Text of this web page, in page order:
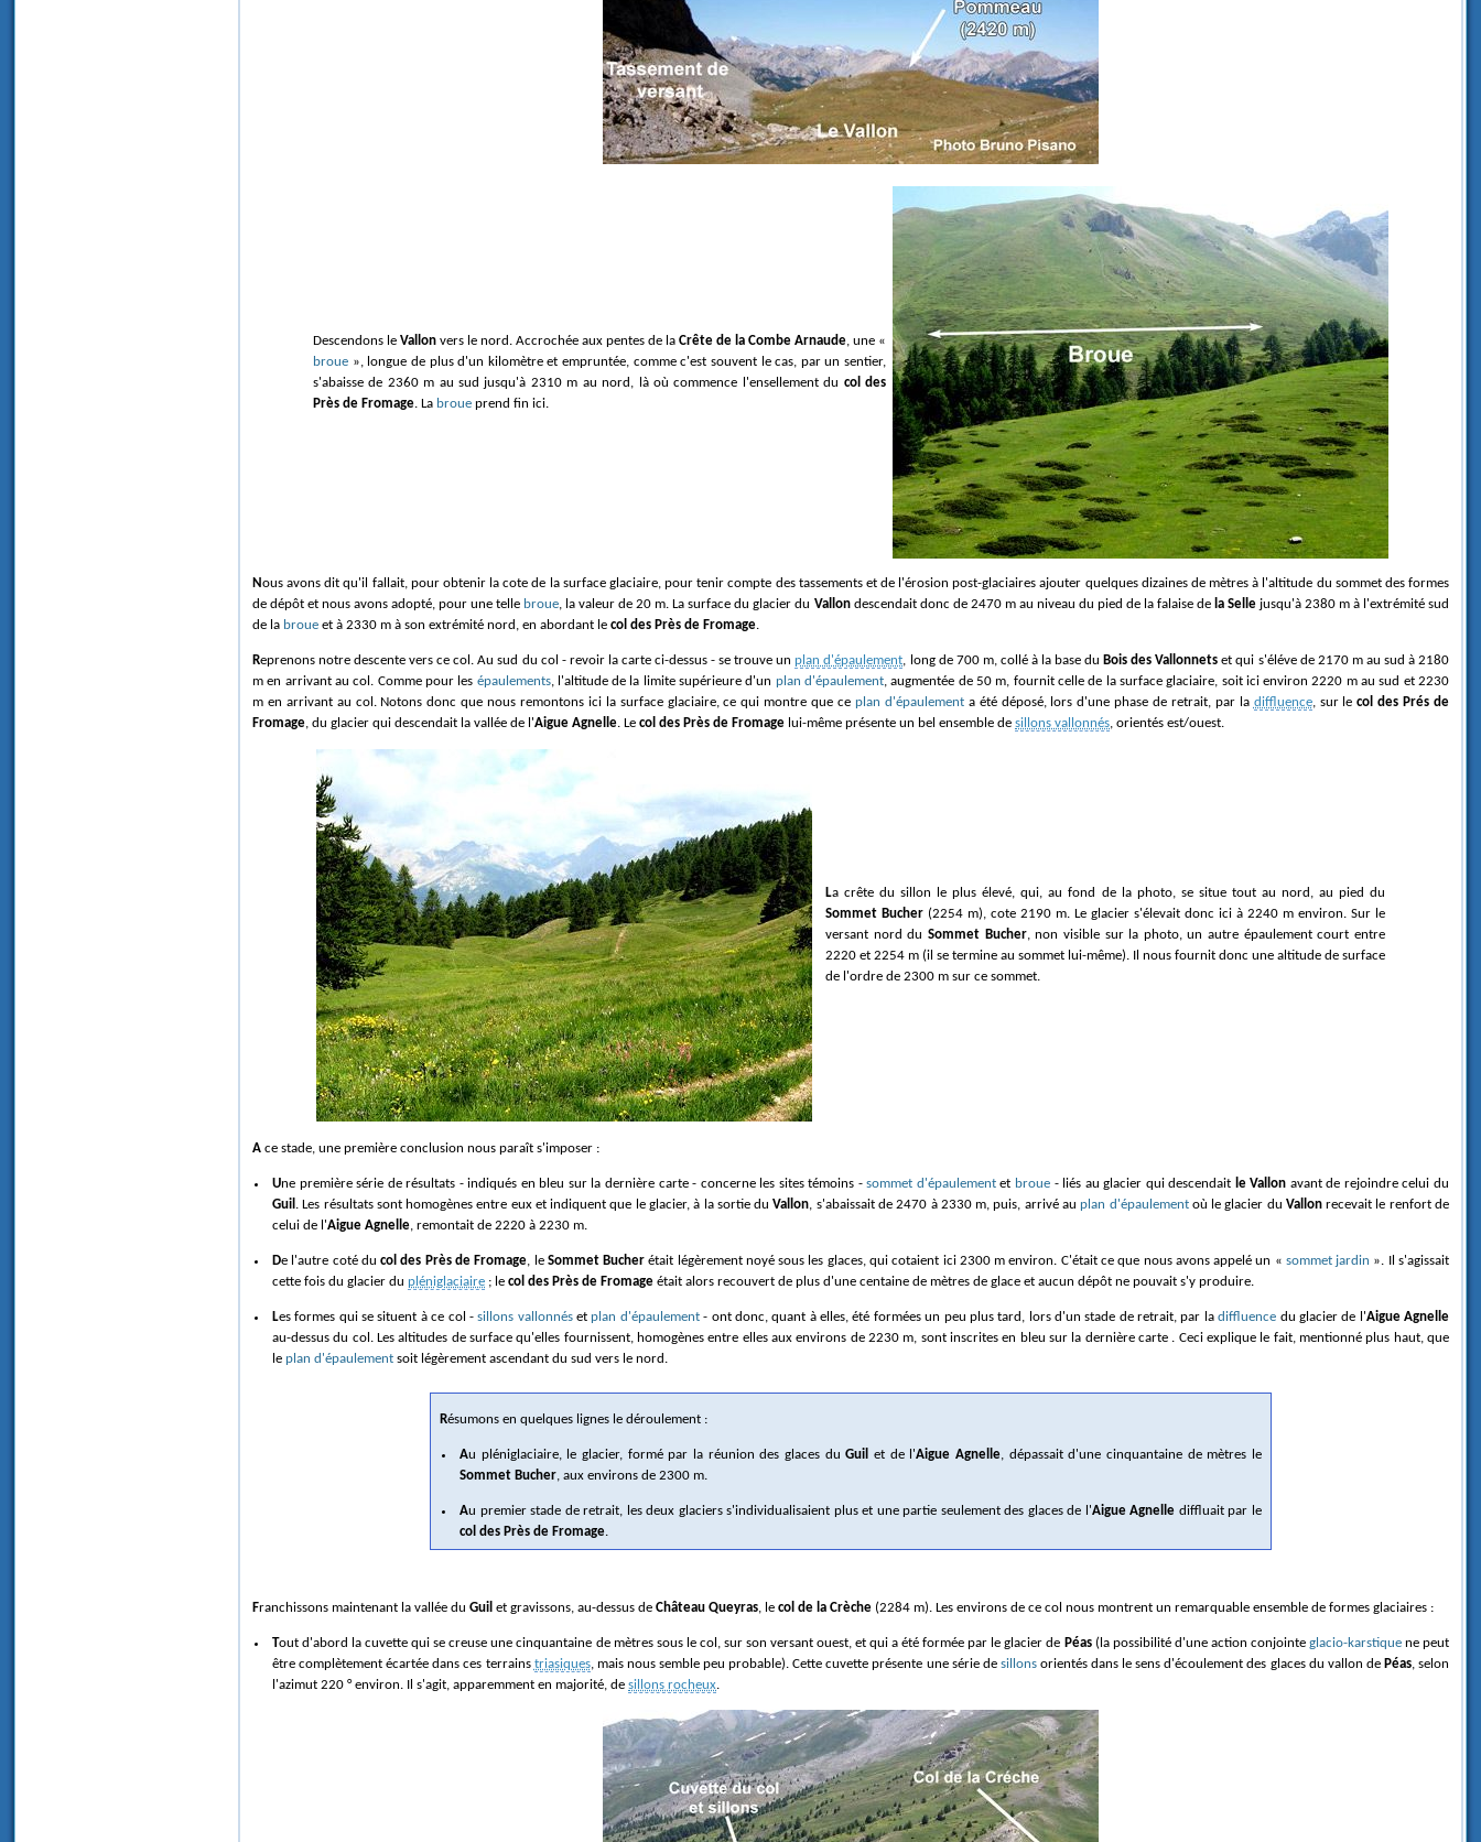
Descendons le Vallon vers le nord. Accrochée aux pentes de la Crête de la Combe Arnaude, une «
broue », longue de plus d'un kilomètre et empruntée, comme c'est souvent le cas, par un sentier,
s'abaisse de 2360 m au sud jusqu'à 2310 m au nord, là où commence l'ensellement du col des
Près de Fromage. La broue prend fin ici.
Nous avons dit qu'il fallait, pour obtenir la cote de la surface glaciaire, pour tenir compte des tassements et de l'érosion post-glaciaires ajouter quelques dizaines de mètres à l'altitude du sommet des formes
de dépôt et nous avons adopté, pour une telle broue, la valeur de 20 m. La surface du glacier du Vallondescendait donc de 2470 m au niveau du pied de la falaise de la Sellejusqu'à 2380 m à l'extrémité sud
de la broue et à 2330 m à son extrémité nord, en abordant le col des Près de Fromage.
Reprenons notre descente vers ce col. Au sud du col - revoir la carte ci-dessus - se trouve un plan d'épaulement, long de 700 m, collé à la base du Bois des Vallonnets et qui s'éléve de 2170 m au sud à 2180
m en arrivant au col. Comme pour les épaulements, l'altitude de la limite supérieure d'un plan d'épaulement, augmentée de 50 m, fournit celle de la surface glaciaire, soit ici environ 2220 m au sud et 2230
m en arrivant au col. Notons donc que nous remontons ici la surface glaciaire, ce qui montre que ce plan d'épaulementa été déposé, lors d'une phase de retrait, par la diffluence, sur lecol des Prés de
Fromage, du glacier qui descendait la vallée de l'Aigue Agnelle. Le col des Près de Fromage lui-même présente un bel ensemble de sillons vallonnés, orientés est/ouest.
La crête du sillon le plus élevé, qui, au fond de la photo, se situe tout au nord, au pied du
Sommet Bucher (2254 m), cote 2190 m. Le glacier s'élevait donc ici à 2240 m environ. Sur le
versant nord du Sommet Bucher, non visible sur la photo, un autre épaulement court entre
2220 et 2254 m (il se termine au sommet lui-même). Il nous fournit donc une altitude de surface
de l'ordre de 2300 m sur ce sommet.
A ce stade, une première conclusion nous paraît s'imposer :
Une première série de résultats - indiqués en bleu sur la dernière carte - concerne les sites témoins -sommet d'épaulementet broue- liés au glacier qui descendait le Vallon avant de rejoindre celui du
Guil . Les résultats sont homogènes entre eux et indiquent que le glacier, à la sortie duVallon, s'abaissait de 2470 à 2330 m, puis, arrivé auplan d'épaulementoù le glacier du Vallonrecevait le renfort de
celui de l'Aigue Agnelle, remontait de 2220 à 2230 m.
De l'autre coté ducol des Près de Fromage, le Sommet Bucher était légèrement noyé sous les glaces, qui cotaient ici 2300 m environ. C'était ce que nous avons appelé un « sommet jardin ». Il s'agissait
cette fois du glacier du pléniglaciaire ; le col des Près de Fromage était alors recouvert de plus d'une centaine de mètres de glace et aucun dépôt ne pouvait s'y produire.
Les formes qui se situent à ce col -sillons vallonnésetplan d'épaulement- ont donc, quant à elles, été formées un peu plus tard, lors d'un stade de retrait, par ladiffluence du glacier de l'Aigue Agnelle
au-dessus du col. Les altitudes de surface qu'elles fournissent, homogènes entre elles aux environs de 2230 m, sont inscrites en bleu sur la dernière carte . Ceci explique le fait, mentionné plus haut, que
le plan d'épaulement soit légèrement ascendant du sud vers le nord.
Résumons en quelques lignes le déroulement :
Au pléniglaciaire, le glacier, formé par la réunion des glaces duGuil et de l'Aigue Agnelle, dépassait d'une cinquantaine de mètres le
Sommet Bucher, aux environs de 2300 m.
Au premier stade de retrait, les deux glaciers s'individualisaient plus et une partie seulement des glaces de l'Aigue Agnelle diffluait par le
col des Près de Fromage.
Franchissons maintenant la vallée du Guil et gravissons, au-dessus de Château Queyras, le col de la Crèche (2284 m). Les environs de ce col nous montrent un remarquable ensemble de formes glaciaires :
Tout d'abord la cuvette qui se creuse une cinquantaine de mètres sous le col, sur son versant ouest, et qui a été formée par le glacier de Péas(la possibilité d'une action conjointe glacio-karstiquene peut
être complètement écartée dans ces terrains triasiques, mais nous semble peu probable). Cette cuvette présente une série de sillonsorientés dans le sens d'écoulement des glaces du vallon de Péas, selon
l'azimut 220 ° environ. Il s'agit, apparemment en majorité, de sillons rocheux.